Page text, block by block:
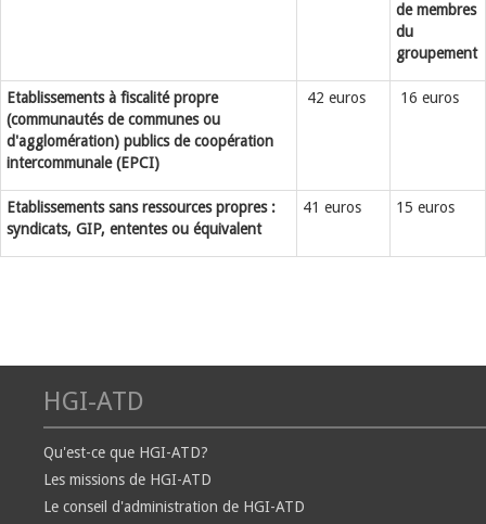
de membres
du
groupement
Etablissements à fiscalité propre
(communautés de communes ou
d'agglomération) publics de coopération
intercommunale (EPCI)
42 euros 16 euros
Etablissements sans ressources propres :
syndicats, GIP, ententes ou équivalent
41 euros 15 euros
HGI-ATD
Qu'est-ce que HGI-ATD?
Les missions de HGI-ATD
Le conseil d'administration de HGI-ATD